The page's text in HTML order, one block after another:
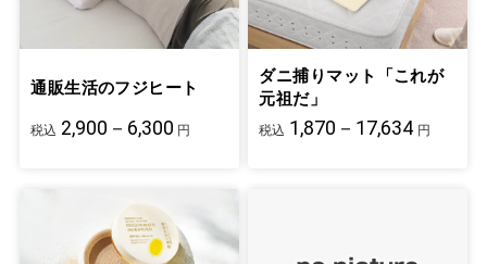
通販生活のフジヒート
税込 2,900－6,300 円
ダニ捕りマット「これが
元祖だ」
税込 1,870－17,634 円